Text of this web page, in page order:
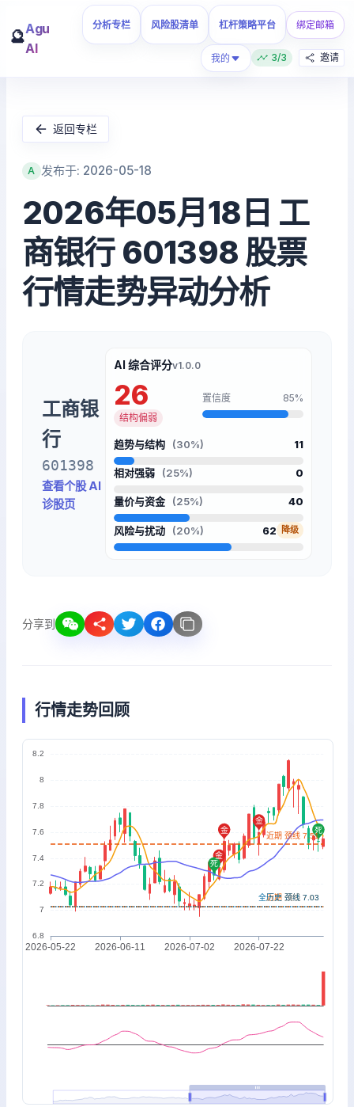
🔮Agu
AI
分析专栏 风险股清单 杠杆策略平台 绑定邮箱
我的 3/3 邀请
返回专栏
A 发布于: 2026-05-18
2026年05月18日 工
商银行 601398 股票
行情走势异动分析
工商银
行
601398
查看个股 AI
诊股页
AI 综合评分v1.0.0
26
结构偏弱
置信度 85%
趋势与结构 (30%) 11
相对强弱 (25%) 0
量价与资金 (25%) 40
风险与扰动 (20%) 62 降级
分享到
行情走势回顾